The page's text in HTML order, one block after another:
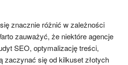
znacznie różnić w zależności
zauważyć, że niektóre agencje
SEO, optymalizację treści,
zaczynać się od kilkuset złotych